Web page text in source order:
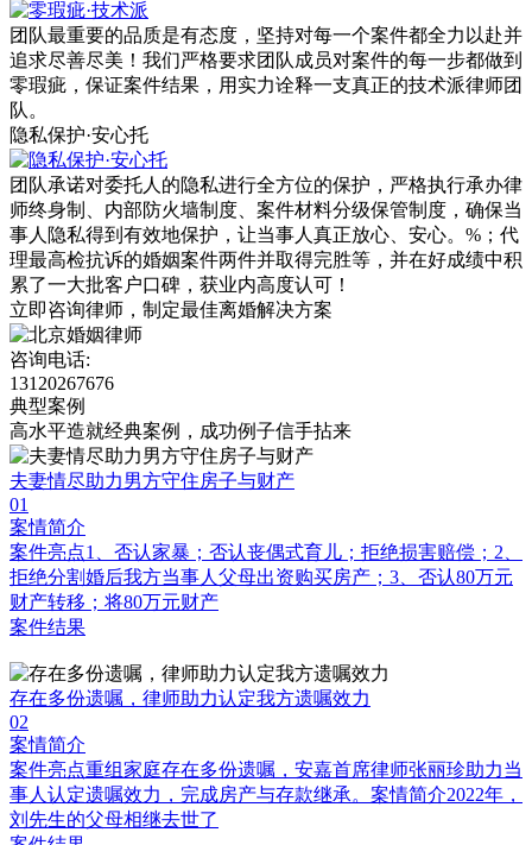
团队最重要的品质是有态度，坚持对每一个案件都全力以赴并
追求尽善尽美！我们严格要求团队成员对案件的每一步都做到
零瑕疵，保证案件结果，用实力诠释一支真正的技术派律师团
队。
隐私保护·安心托
团队承诺对委托人的隐私进行全方位的保护，严格执行承办律
师终身制、内部防火墙制度、案件材料分级保管制度，确保当
事人隐私得到有效地保护，让当事人真正放心、安心。%；代
理最高检抗诉的婚姻案件两件并取得完胜等，并在好成绩中积
累了一大批客户口碑，获业内高度认可！
立即咨询律师， 制定最佳离婚解决方案
咨询电话:
13120267676
典型案例
高水平造就经典案例，成功例子信手拈来
夫妻情尽助力男方守住房子与财产
01
案情简介
案件亮点1、否认家暴；否认丧偶式育儿；拒绝损害赔偿；2、
拒绝分割婚后我方当事人父母出资购买房产；3、否认80万元
财产转移；将80万元财产
案件结果
存在多份遗嘱，律师助力认定我方遗嘱效力
02
案情简介
案件亮点重组家庭存在多份遗嘱，安嘉首席律师张丽珍助力当
事人认定遗嘱效力，完成房产与存款继承。案情简介2022年，
刘先生的父母相继去世了